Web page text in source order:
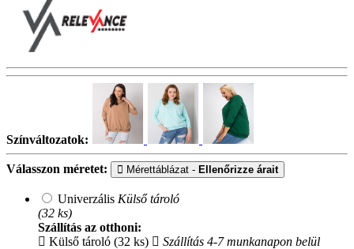
Színváltozatok:
Válasszon méretet: Mérettáblázat - Ellenőrizze árait
Univerzális Külső tároló
(32 ks)
Szállítás az otthoni:
Külső tároló (32 ks)
Szállítás 4-7 munkanapon belül